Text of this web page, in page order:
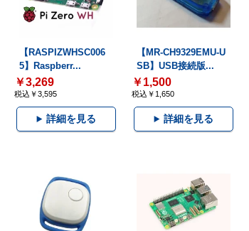
【RASPIZWHSC006
5】Raspberr...
￥3,269
税込￥3,595
詳細を見る
【MR-CH9329EMU-U
SB】USB接続版...
￥1,500
税込￥1,650
詳細を見る